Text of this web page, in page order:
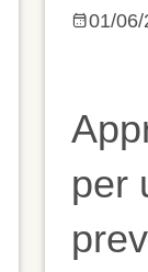
01/06/
per